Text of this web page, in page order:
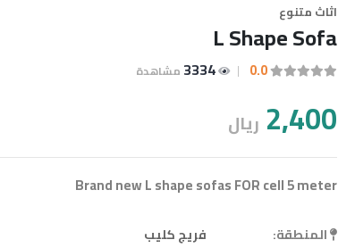
اثاث متنوع
L Shape Sofa
0.0
3334 مشاهدة
2,400 ريال
Brand new L shape sofas FOR cell 5 meter
المنطقة:
فريج كليب